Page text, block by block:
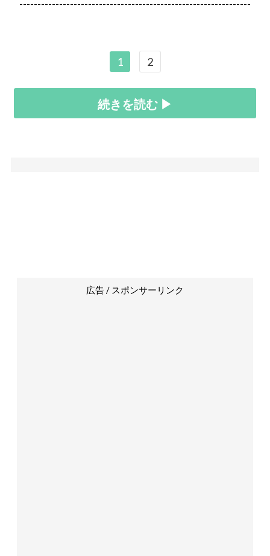
----------------------------------------------------------------
1 2
続きを読む ▶
広告 / スポンサーリンク